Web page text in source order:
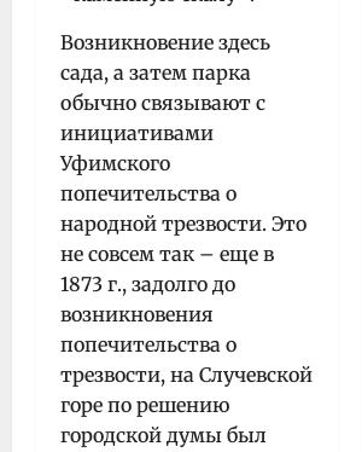
Возникновение здесь
сада, а затем парка
обычно связывают с
инициативами
Уфимского
попечительства о
народной трезвости. Это
не совсем так – еще в
1873 г., задолго до
возникновения
попечительства о
трезвости, на Случевской
горе по решению
городской думы был